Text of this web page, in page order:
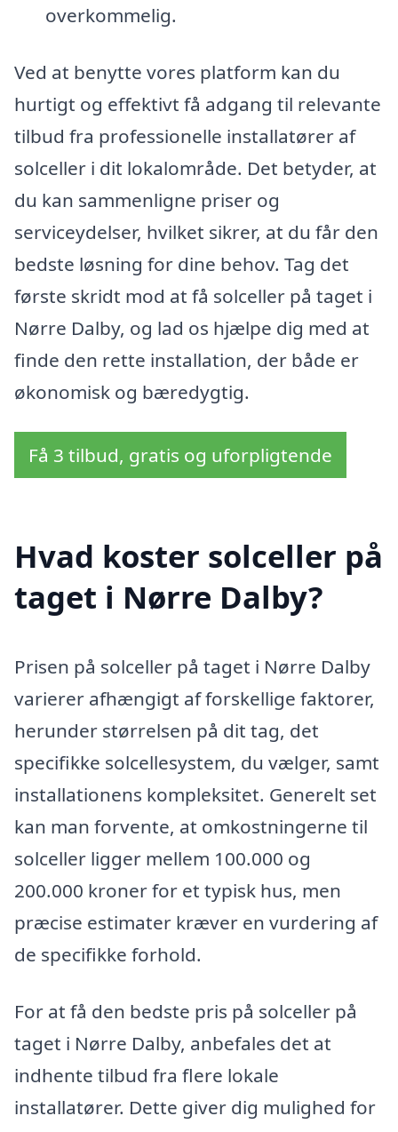
overkommelig.
Ved at benytte vores platform kan du
hurtigt og effektivt få adgang til relevante
tilbud fra professionelle installatører af
solceller i dit lokalområde. Det betyder, at
du kan sammenligne priser og
serviceydelser, hvilket sikrer, at du får den
bedste løsning for dine behov. Tag det
første skridt mod at få solceller på taget i
Nørre Dalby, og lad os hjælpe dig med at
finde den rette installation, der både er
økonomisk og bæredygtig.
Få 3 tilbud, gratis og uforpligtende
Hvad koster solceller på
taget i Nørre Dalby?
Prisen på solceller på taget i Nørre Dalby
varierer afhængigt af forskellige faktorer,
herunder størrelsen på dit tag, det
specifikke solcellesystem, du vælger, samt
installationens kompleksitet. Generelt set
kan man forvente, at omkostningerne til
solceller ligger mellem 100.000 og
200.000 kroner for et typisk hus, men
præcise estimater kræver en vurdering af
de specifikke forhold.
For at få den bedste pris på solceller på
taget i Nørre Dalby, anbefales det at
indhente tilbud fra flere lokale
installatører. Dette giver dig mulighed for